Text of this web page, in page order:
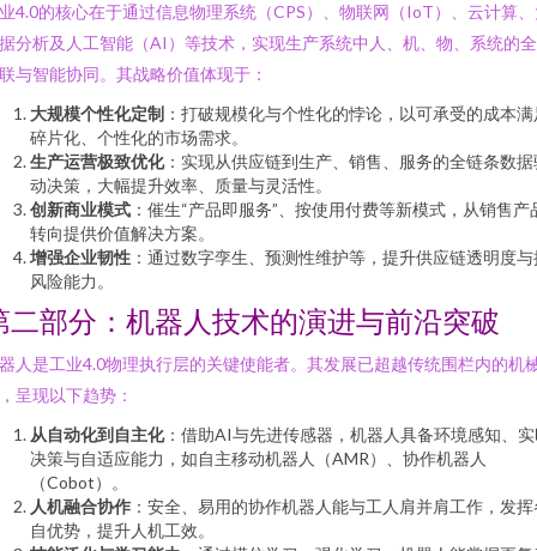
4.0的核心在于通过信息物理系统（CPS）、物联网（IoT）、云计算
分析及人工智能（AI）等技术，实现生产系统中人、机、物、系统的
与智能协同。其战略价值体现于：
大规模个性化定制 ：打破规模化与个性化的悖论，以可承受的成本
碎片化、个性化的市场需求。
生产运营极致优化：实现从供应链到生产、销售、服务的全链条数据
动决策，大幅提升效率、质量与灵活性。
创新商业模式 ：催生“产品即服务”、按使用付费等新模式，从销售产
转向提供价值解决方案。
增强企业韧性 ：通过数字孪生、预测性维护等，提升供应链透明度与
风险能力。
二部分：机器人技术的演进与前沿突破
人是工业4.0物理执行层的关键使能者。其发展已超越传统围栏内的机
呈现以下趋势：
从自动化到自主化：借助AI与先进传感器，机器人具备环境感知、
决策与自适应能力，如自主移动机器人（AMR）、协作机器人
（Cobot）。
人机融合协作 ：安全、易用的协作机器人能与工人肩并肩工作，发挥
自优势，提升人机工效。